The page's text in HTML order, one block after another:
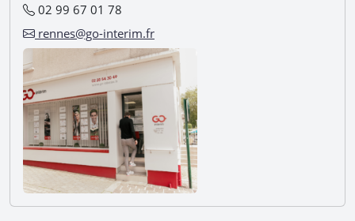
02 99 67 01 78
rennes@go-interim.fr